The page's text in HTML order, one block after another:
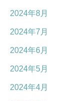
2024年8月
2024年7月
2024年6月
2024年5月
2024年4月